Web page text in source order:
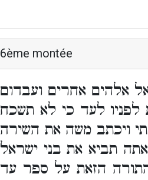
6ème montée
אלהים אחרים ועבדום
לפניו לעד כי לא תשכח
ויכתב משה את השירה
אתה תביא את בני ישראל
הזאת על ספר עד